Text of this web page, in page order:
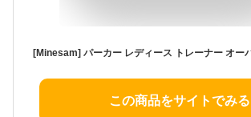
この商品をサイトでみる